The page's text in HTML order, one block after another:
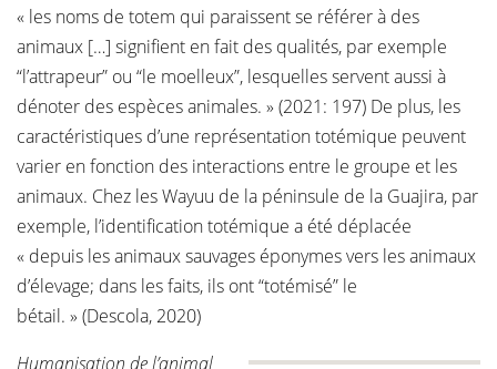
« les noms de totem qui paraissent se référer à des
animaux […] signifient en fait des qualités, par exemple
“l’attrapeur” ou “le moelleux”, lesquelles servent aussi à
dénoter des espèces animales. » (2021: 197) De plus, les
caractéristiques d’une représentation totémique peuvent
varier en fonction des interactions entre le groupe et les
animaux. Chez les Wayuu de la péninsule de la Guajira, par
exemple, l’identification totémique a été déplacée
« depuis les animaux sauvages éponymes vers les animaux
d’élevage; dans les faits, ils ont “totémisé” le
bétail. » (Descola, 2020)
Humanisation de l’animal